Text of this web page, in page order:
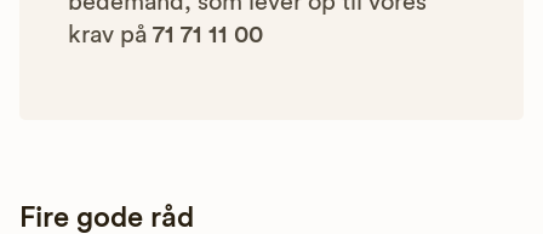
krav på 71 71 11 00
Fire gode råd